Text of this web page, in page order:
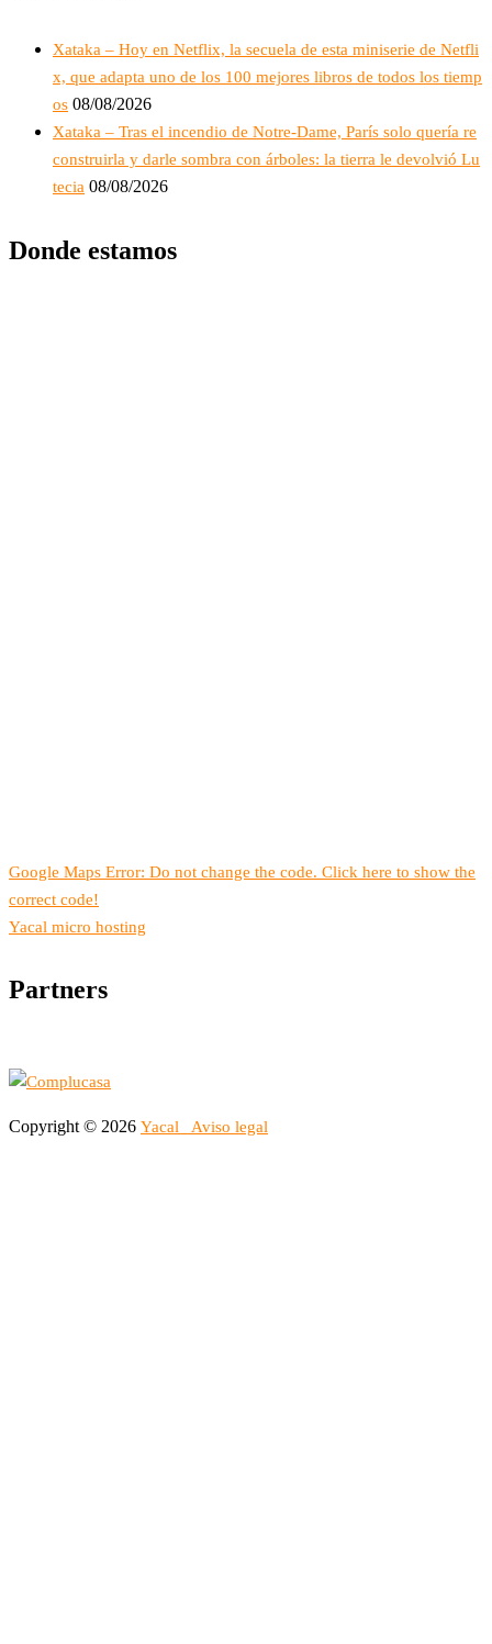
Xataka – Hoy en Netflix, la secuela de esta miniserie de Netfli
x, que adapta uno de los 100 mejores libros de todos los tiemp
os 08/08/2026
Xataka – Tras el incendio de Notre-Dame, París solo quería re
construirla y darle sombra con árboles: la tierra le devolvió Lu
tecia 08/08/2026
Donde estamos
Google Maps Error: Do not change the code. Click here to show the
correct code!
Yacal micro hosting
Partners
Copyright © 2026 Yacal Aviso legal